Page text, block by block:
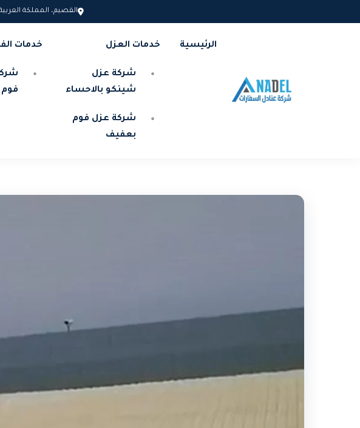
القصيم، المملكة
الرئيسية خدمات العزل
شركة عزل
شينكو بالاحساء
شركة عزل فوم
بعفيف
خدمات